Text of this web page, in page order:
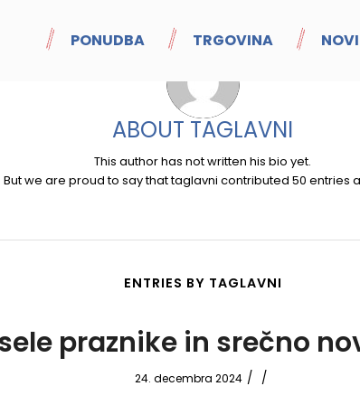
PONUDBA TRGOVINA
ABOUT TAGLAVNI
This author has not written his bio yet.
But we are proud to say thattaglavni contributed 50 entries
ENTRIES BY TAGLAVNI
praznike in srečno
24. decembra 2024 / /